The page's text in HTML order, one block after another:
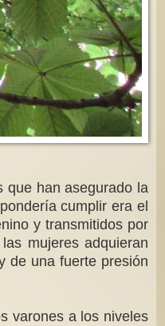
que han asegurado la
cumplir era el
y transmitidos por
mujeres adquieran
de una fuerte presión
varones a los niveles